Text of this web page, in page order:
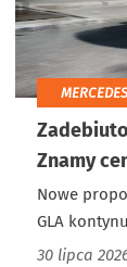
Znamy
Nowe
GLA
30 lipca